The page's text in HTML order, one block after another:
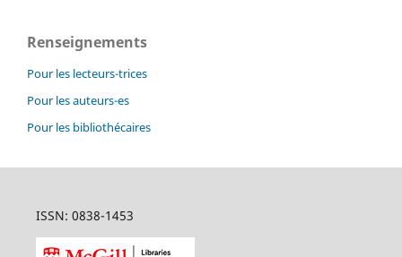
Renseignements
Pour les lecteurs-trices
Pour les auteurs-es
Pour les bibliothécaires
ISSN: 0838-1453